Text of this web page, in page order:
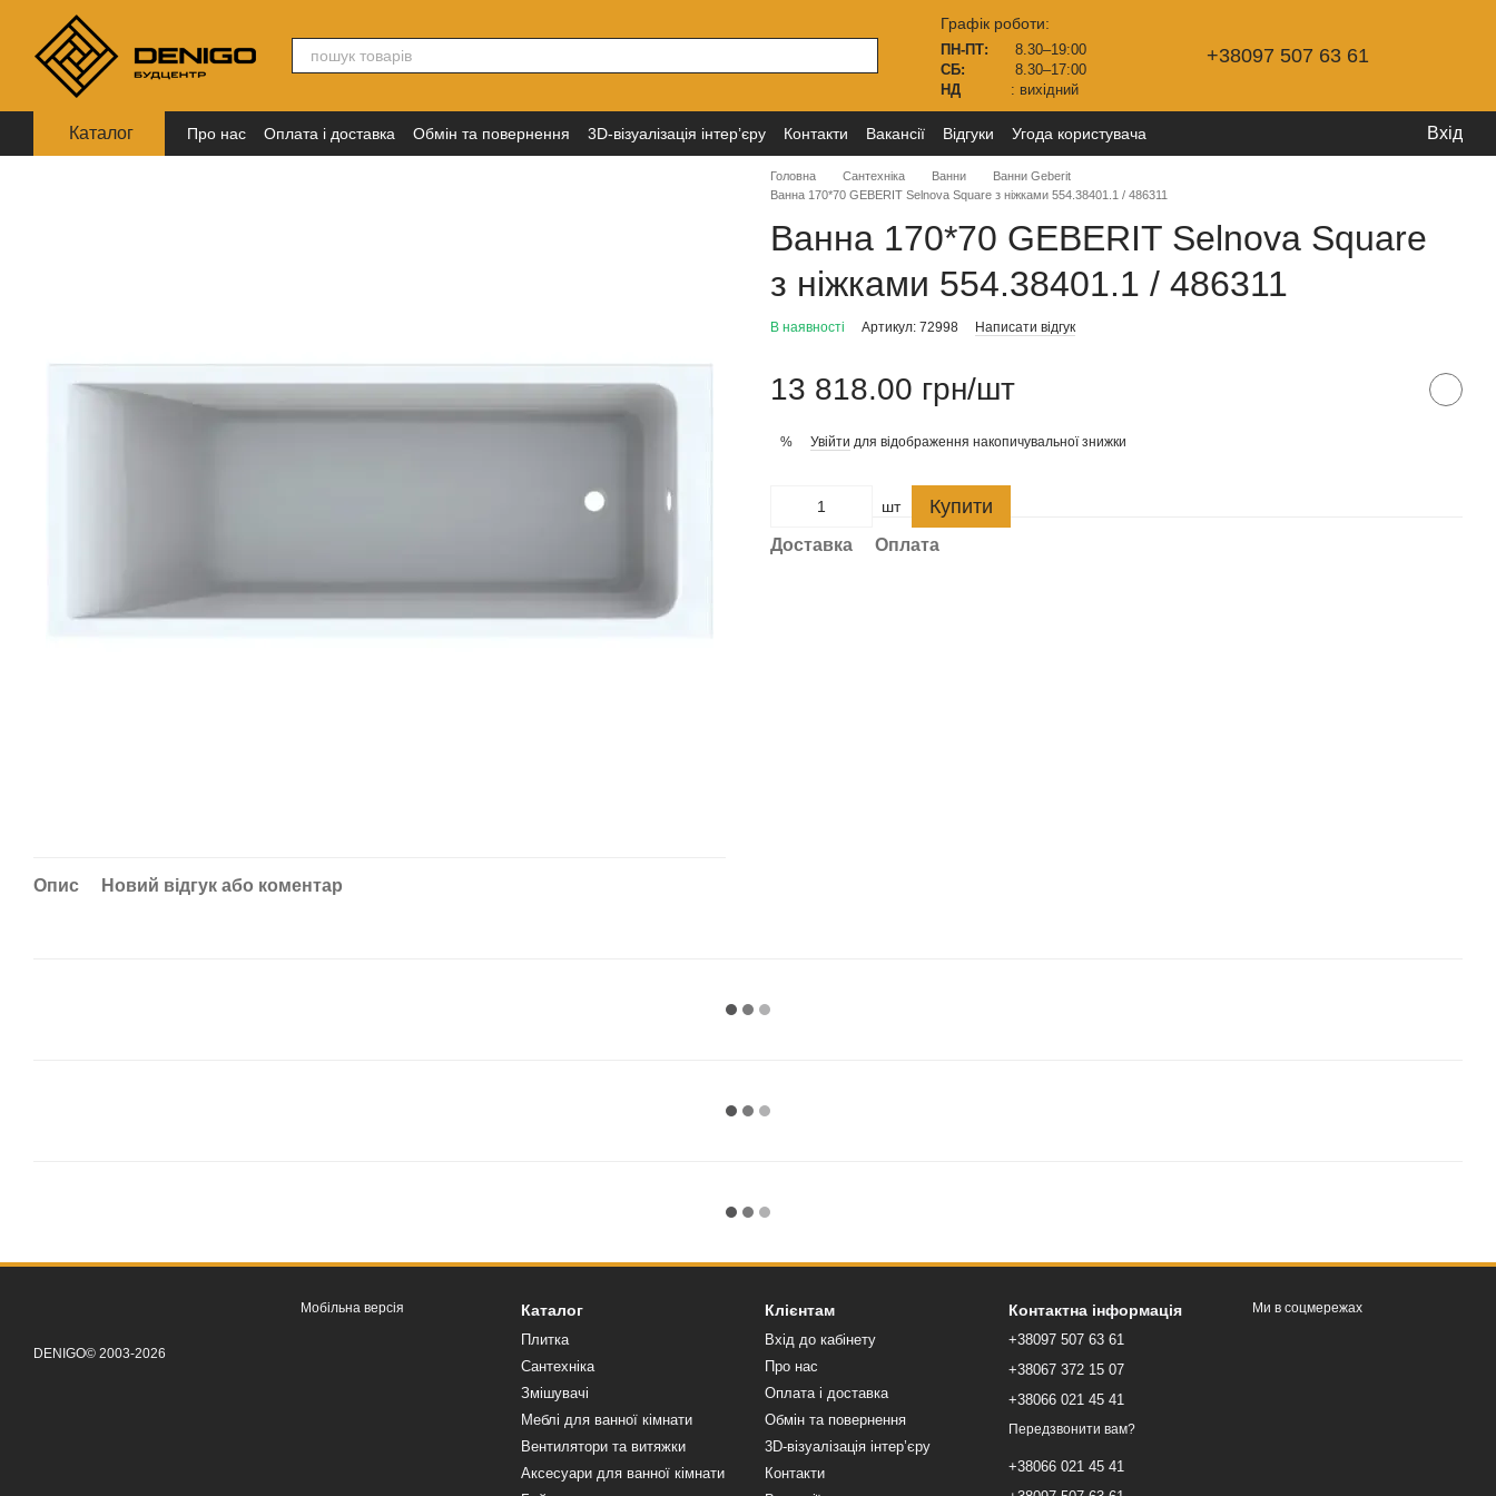
Перейти до основного контенту Графік роботи:
ПН-ПТ:
8.30–19:00
СБ:
8.30–17:00
НД
: вихідний
+38097 507 63 61
Каталог Про нас Оплата і доставка Обмін та повернення 3D-візуалізація інтер’єру Контакти Вакансії Відгуки
Угода користувача
Політика конфіденційності
Вхід
Опис Новий відгук або коментар
Головна Сантехніка Ванни
Ванни Geberit
Ванна 170*70 GEBERIT Selnova Square з ніжками 554.38401.1 / 486311
Ванна 170*70 GEBERIT Selnova Square
з ніжками 554.38401.1 / 486311
В наявності Артикул: 72998 Написати відгук
13 818.00 грн/шт
% Увійти для відображення накопичувальної знижки
шт Купити
Доставка Оплата
DENIGO© 2003-2026
Мобільна версія Каталог
Плитка
Сантехніка
Змішувачі
Меблі для ванної кімнати
Вентилятори та витяжки
Аксесуари для ванної кімнати
Клієнтам
Вхід до кабінету
Про нас
Оплата і доставка
Обмін та повернення
3D-візуалізація інтер’єру
Контакти
Контактна інформація
+38097 507 63 61
+38067 372 15 07
+38066 021 45 41
Передзвонити вам?
+38066 021 45 41
Ми в соцмережах